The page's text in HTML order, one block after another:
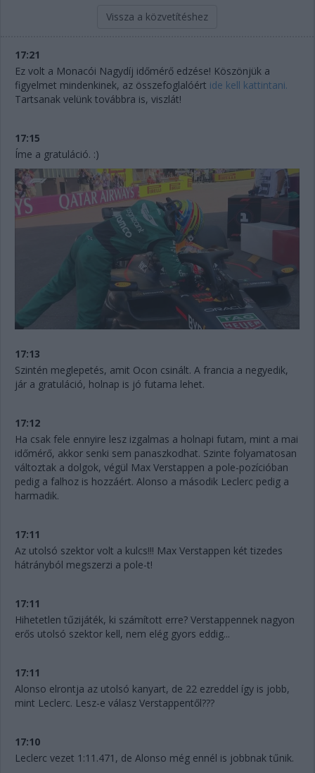
Vissza a közvetítéshez
17:21
Ez volt a Monacói Nagydíj időmérő edzése! Köszönjük a
figyelmet mindenkinek, az összefoglalóért ide kell kattintani.
Tartsanak velünk továbbra is, viszlát!
17:15
Íme a gratuláció. :)
17:13
Szintén meglepetés, amit Ocon csinált. A francia a negyedik,
jár a gratuláció, holnap is jó futama lehet.
17:12
Ha csak fele ennyire lesz izgalmas a holnapi futam, mint a mai
időmérő, akkor senki sem panaszkodhat. Szinte folyamatosan
változtak a dolgok, végül Max Verstappen a pole-pozícióban
pedig a falhoz is hozzáért. Alonso a második Leclerc pedig a
harmadik.
17:11
Az utolsó szektor volt a kulcs!!! Max Verstappen két tizedes
hátrányból megszerzi a pole-t!
17:11
Hihetetlen tűzijáték, ki számított erre? Verstappennek nagyon
erős utolsó szektor kell, nem elég gyors eddig...
17:11
Alonso elrontja az utolsó kanyart, de 22 ezreddel így is jobb,
mint Leclerc. Lesz-e válasz Verstappentől???
17:10
Leclerc vezet 1:11.471, de Alonso még ennél is jobbnak tűnik.